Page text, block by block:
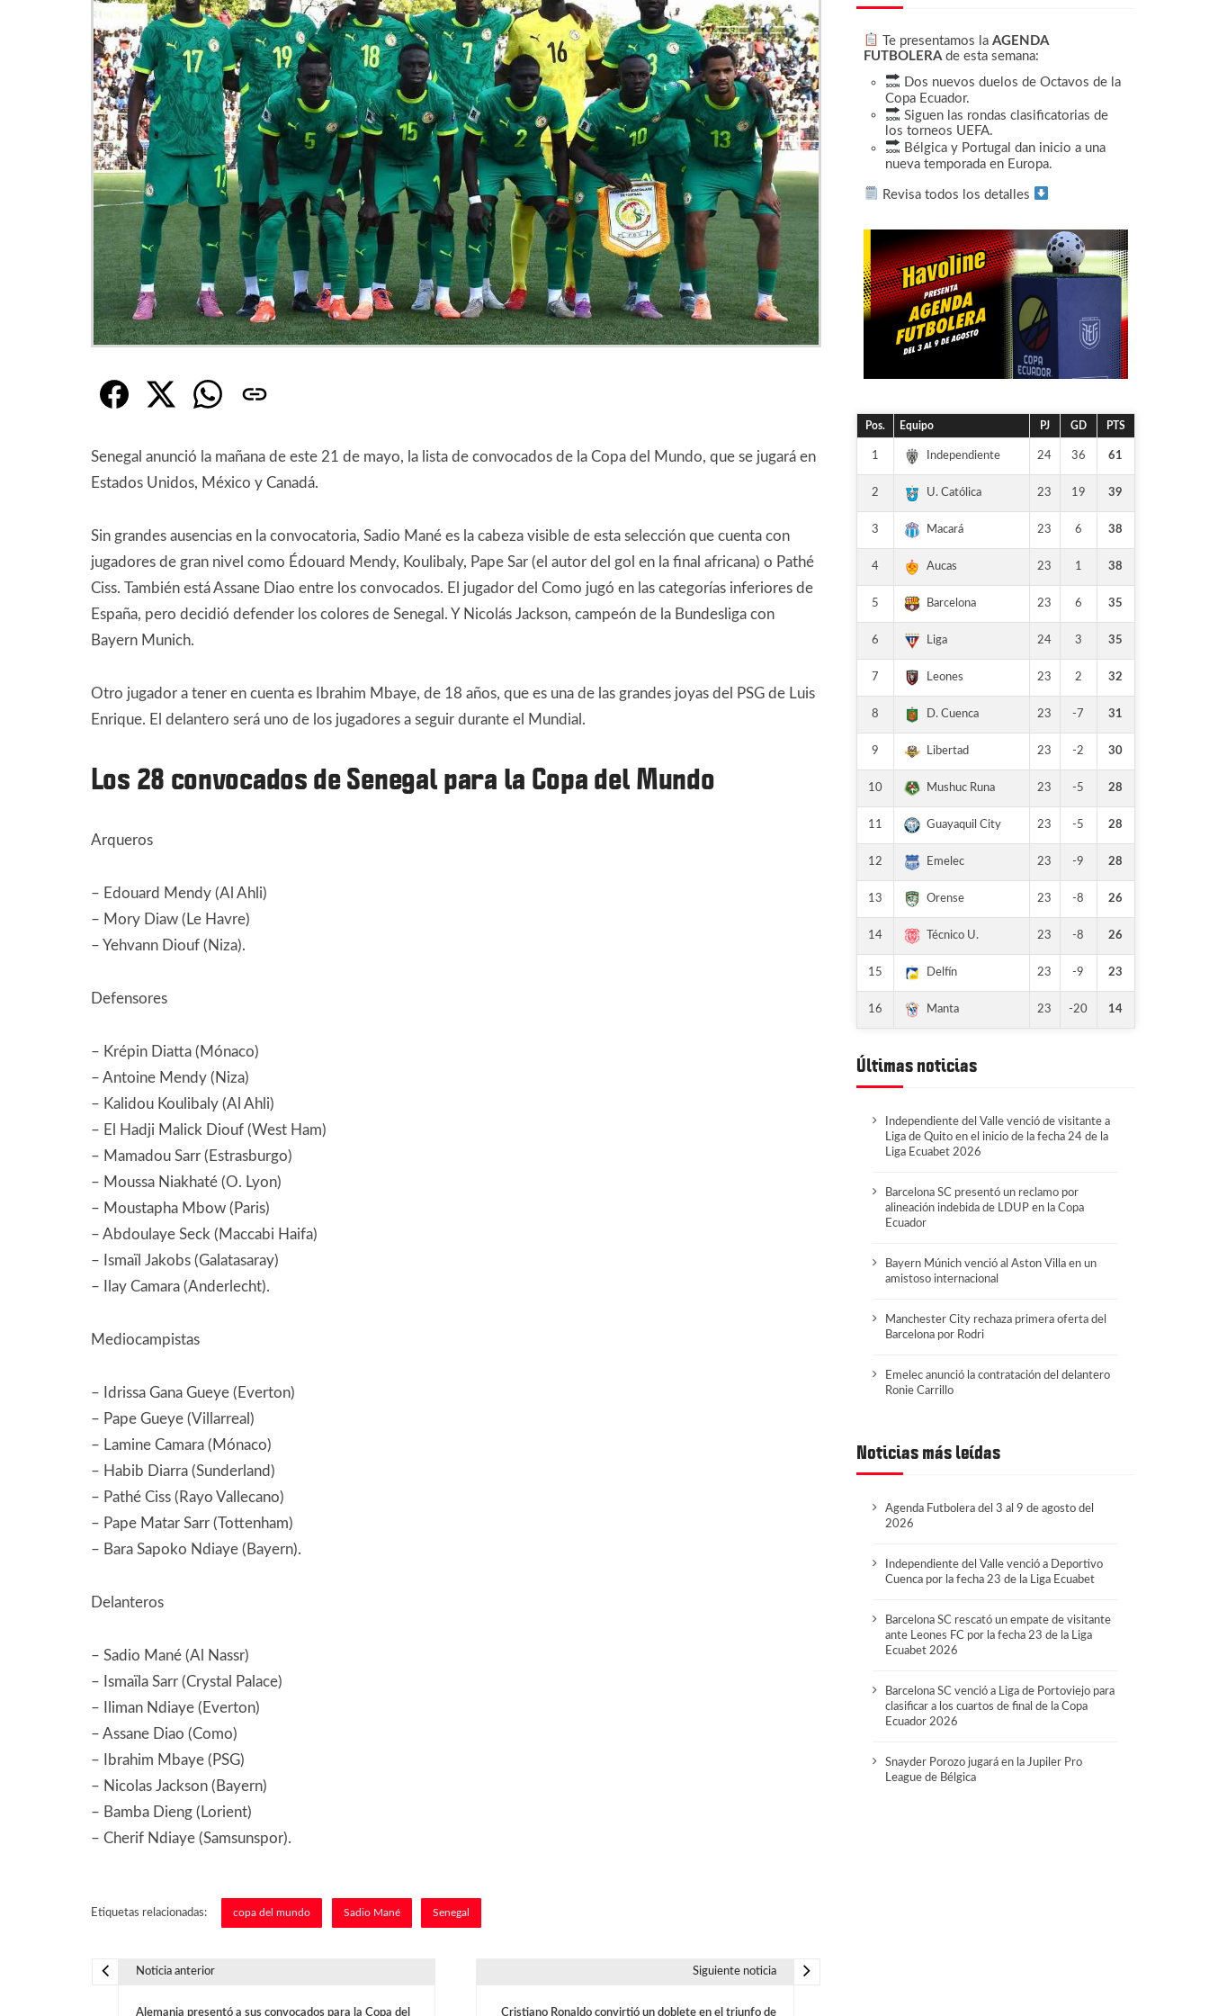
Senegal anunció la mañana de este 21 de mayo, la lista de convocados de la Copa del Mundo, que se jugará en
Estados Unidos, México y Canadá.
Sin grandes ausencias en la convocatoria, Sadio Mané es la cabeza visible de esta selección que cuenta con
jugadores de gran nivel como Édouard Mendy, Koulibaly, Pape Sar (el autor del gol en la final africana) o Pathé
Ciss. También está Assane Diao entre los convocados. El jugador del Como jugó en las categorías inferiores de
España, pero decidió defender los colores de Senegal. Y Nicolás Jackson, campeón de la Bundesliga con
Bayern Munich.
Otro jugador a tener en cuenta es Ibrahim Mbaye, de 18 años, que es una de las grandes joyas del PSG de Luis
Enrique. El delantero será uno de los jugadores a seguir durante el Mundial.
Los 28 convocados de Senegal para la Copa del Mundo
Arqueros
– Edouard Mendy (Al Ahli)
– Mory Diaw (Le Havre)
– Yehvann Diouf (Niza).
Defensores
– Krépin Diatta (Mónaco)
– Antoine Mendy (Niza)
– Kalidou Koulibaly (Al Ahli)
– El Hadji Malick Diouf (West Ham)
– Mamadou Sarr (Estrasburgo)
– Moussa Niakhaté (O. Lyon)
– Moustapha Mbow (Paris)
– Abdoulaye Seck (Maccabi Haifa)
– Ismaïl Jakobs (Galatasaray)
– Ilay Camara (Anderlecht).
Mediocampistas
– Idrissa Gana Gueye (Everton)
– Pape Gueye (Villarreal)
– Lamine Camara (Mónaco)
– Habib Diarra (Sunderland)
– Pathé Ciss (Rayo Vallecano)
– Pape Matar Sarr (Tottenham)
– Bara Sapoko Ndiaye (Bayern).
Delanteros
– Sadio Mané (Al Nassr)
– Ismaïla Sarr (Crystal Palace)
– Iliman Ndiaye (Everton)
– Assane Diao (Como)
– Ibrahim Mbaye (PSG)
– Nicolas Jackson (Bayern)
– Bamba Dieng (Lorient)
– Cherif Ndiaye (Samsunspor).
Etiquetas relacionadas: copa del mundo Sadio Mané Senegal
Noticia anterior
Alemania presentó a sus convocados para la Copa del
Siguiente noticia
Cristiano Ronaldo convirtió un doblete en el triunfo de
Te presentamos la AGENDA
FUTBOLERAde esta semana:
Dos nuevos duelos de Octavos de la
Copa Ecuador.
Siguen las rondas clasificatorias de
los torneos UEFA.
Bélgica y Portugal dan inicio a una
nueva temporada en Europa.
Revisa todos los detalles
Pos. Equipo PJ GD PTS
1 Independiente 24 36 61
2 U. Católica 23 19 39
3 Macará 23 6 38
4 Aucas 23 1 38
5 Barcelona 23 6 35
6 Liga 24 3 35
7 Leones 23 2 32
8 D. Cuenca 23 -7 31
9 Libertad 23 -2 30
10 Mushuc Runa 23 -5 28
11 Guayaquil City 23 -5 28
12 Emelec 23 -9 28
13 Orense 23 -8 26
14 Técnico U. 23 -8 26
15 Delfín 23 -9 23
16 Manta 23 -20 14
Últimas noticias
Independiente del Valle venció de visitante a
Liga de Quito en el inicio de la fecha 24 de la
Liga Ecuabet 2026
Barcelona SC presentó un reclamo por
alineación indebida de LDUP en la Copa
Ecuador
Bayern Múnich venció al Aston Villa en un
amistoso internacional
Manchester City rechaza primera oferta del
Barcelona por Rodri
Emelec anunció la contratación del delantero
Ronie Carrillo
Noticias más leídas
Agenda Futbolera del 3 al 9 de agosto del
2026
Independiente del Valle venció a Deportivo
Cuenca por la fecha 23 de la Liga Ecuabet
Barcelona SC rescató un empate de visitante
ante Leones FC por la fecha 23 de la Liga
Ecuabet 2026
Barcelona SC venció a Liga de Portoviejo para
clasificar a los cuartos de final de la Copa
Ecuador 2026
Snayder Porozo jugará en la Jupiler Pro
League de Bélgica